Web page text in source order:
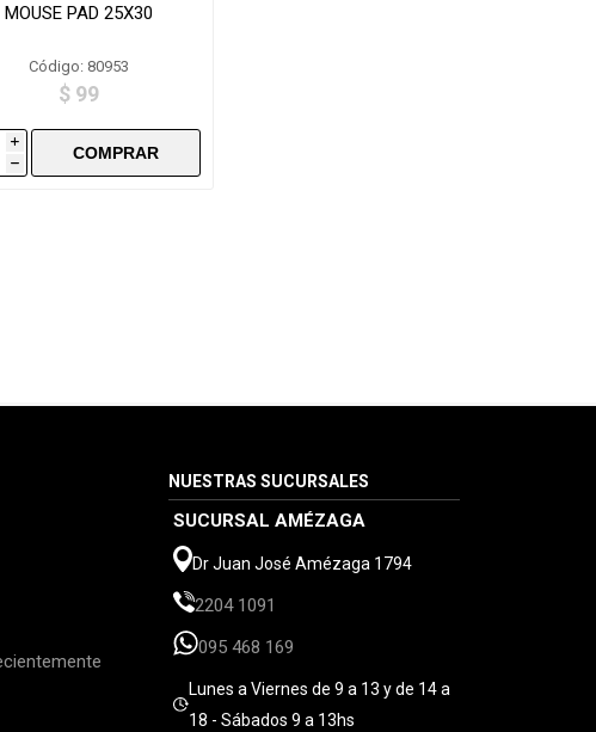
MOUSE PAD 25X30
Código: 80953
$ 99
i
h
NUESTRAS SUCURSALES
SUCURSAL AMÉZAGA
Dr Juan José Amézaga 1794
2204 1091
095 468 169
Lunes a Viernes de 9 a 13 y de 14 a
18 - Sábados 9 a 13hs